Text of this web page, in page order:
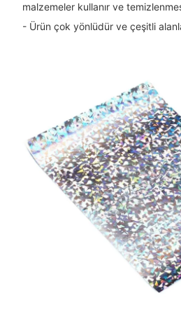
malzemeler kullanır ve
- Ürün çok yönlüdür ve çeşitli